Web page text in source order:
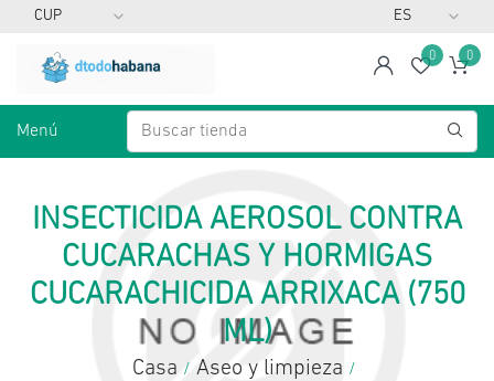
spanLista
0 0
Menú
INSECTICIDA AEROSOL CONTRA
CUCARACHAS Y HORMIGAS
CUCARACHICIDA ARRIXACA (750
ML)
Casa / Aseo y limpieza /